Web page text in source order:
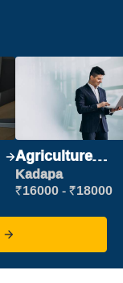
Agriculture
Labour
Kadapa
₹16000 - ₹18000